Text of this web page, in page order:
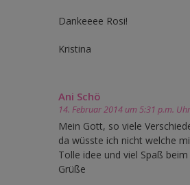
Dankeeee Rosi!
Kristina
Ani Schö
14. Februar 2014 um 5:31 p.m. Uhr
Mein Gott, so viele
da wüsste ich nicht welche
Tolle idee und viel Spaß
Grüße